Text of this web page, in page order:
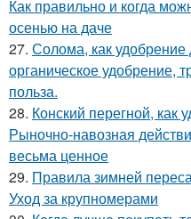
Как правильно и когда
осенью на даче
27. Солома, как
органическое удобрение,
польза.
28. Конский перегной, как
Рыночно-навозная
весьма ценное
29. Правила зимней
Уход за крупномерами